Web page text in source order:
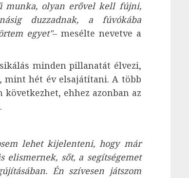
munka, olyan erővel kell fújni,
duzzadnak, a fúvókába
egyet"– mesélte nevetve a
minden pillanatát élvezi,
mint hét év elsajátítani. A több
következhet, ehhez azonban az
lehet kijelenteni, hogy már
sőt, a segítségemet
Én szívesen játszom